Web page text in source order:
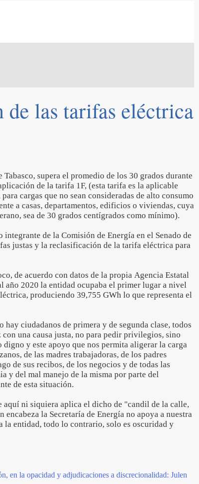
las tarifas eléctrica
supera el promedio de los 30 grados durante
de la tarifa 1F, (esta tarifa es la aplicable
cargas que no sean consideradas de alto consumo
a casas, departamentos, edificios o viviendas, cuya
sea de 30 grados centígrados como mínimo).
integrante de la Comisión de Energía en el Senado de
justas y la reclasificación de la tarifa eléctrica para
de acuerdo con datos de la propia Agencia Estatal
año 2020 la entidad ocupaba el primer lugar a nivel
produciendo 39,755 GWh lo que representa el
ciudadanos de primera y de segunda clase, todos
una causa justa, no para pedir privilegios, sino
y este apoyo que nos permita aligerar la carga
de las madres trabajadoras, de los padres
de sus recibos, de los negocios y de todas las
y del mal manejo de la misma por parte del
de esta situación.
aquí ni siquiera aplica el dicho de "candil de la calle,
encabeza la Secretaría de Energía no apoya a nuestra
la entidad, todo lo contrario, solo es oscuridad y
en la opacidad y adjudicaciones a discrecionalidad: Julen